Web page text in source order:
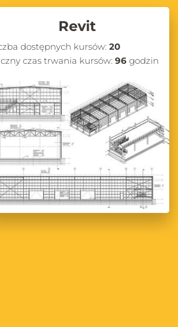
Revit
dostępnych kursów: 20
czas trwania kursów: 96godzin